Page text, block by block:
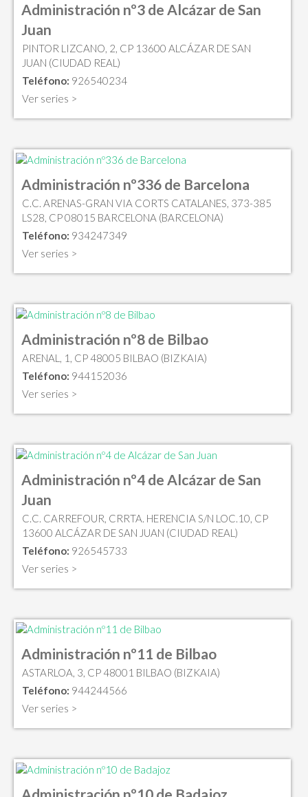
Administración nº3 de Alcázar de San
Juan
PINTOR LIZCANO, 2, CP 13600 ALCÁZAR DE SAN
JUAN (CIUDAD REAL)
Teléfono: 926540234
Ver series >
Administración nº336 de Barcelona
C.C. ARENAS-GRAN VIA CORTS CATALANES, 373-385
LS28, CP 08015 BARCELONA (BARCELONA)
Teléfono: 934247349
Ver series >
Administración nº8 de Bilbao
ARENAL, 1, CP 48005 BILBAO (BIZKAIA)
Teléfono: 944152036
Ver series >
Administración nº4 de Alcázar de San
Juan
C.C. CARREFOUR, CRRTA. HERENCIA S/N LOC.10, CP
13600 ALCÁZAR DE SAN JUAN (CIUDAD REAL)
Teléfono: 926545733
Ver series >
Administración nº11 de Bilbao
ASTARLOA, 3, CP 48001 BILBAO (BIZKAIA)
Teléfono: 944244566
Ver series >